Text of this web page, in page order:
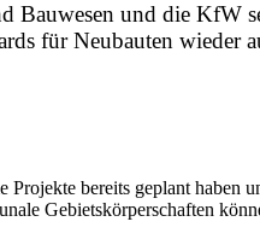
und die KfW
für Neubauten
bereits geplant
Gebietskörperschaften